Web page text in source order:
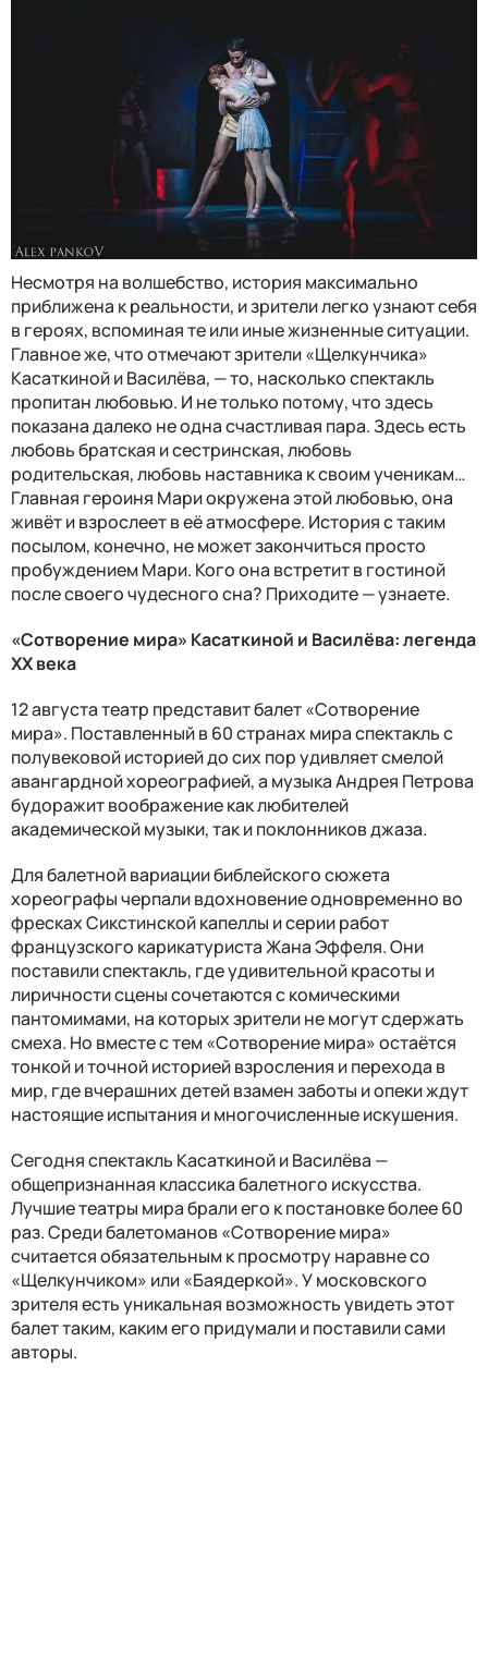
Несмотря на волшебство, история максимально
приближена к реальности, и зрители легко узнают себя
в героях, вспоминая те или иные жизненные ситуации.
Главное же, что отмечают зрители «Щелкунчика»
Касаткиной и Василёва, — то, насколько спектакль
пропитан любовью. И не только потому, что здесь
показана далеко не одна счастливая пара. Здесь есть
любовь братская и сестринская, любовь
родительская, любовь наставника к своим ученикам…
Главная героиня Мари окружена этой любовью, она
живёт и взрослеет в её атмосфере. История с таким
посылом, конечно, не может закончиться просто
пробуждением Мари. Кого она встретит в гостиной
после своего чудесного сна? Приходите — узнаете.
«Сотворение мира» Касаткиной и Василёва: легенда
XX века
12 августа театр представит балет «Сотворение
мира». Поставленный в 60 странах мира спектакль с
полувековой историей до сих пор удивляет смелой
авангардной хореографией, а музыка Андрея Петрова
будоражит воображение как любителей
академической музыки, так и поклонников джаза.
Для балетной вариации библейского сюжета
хореографы черпали вдохновение одновременно во
фресках Сикстинской капеллы и серии работ
французского карикатуриста Жана Эффеля. Они
поставили спектакль, где удивительной красоты и
лиричности сцены сочетаются с комическими
пантомимами, на которых зрители не могут сдержать
смеха. Но вместе с тем «Сотворение мира» остаётся
тонкой и точной историей взросления и перехода в
мир, где вчерашних детей взамен заботы и опеки ждут
настоящие испытания и многочисленные искушения.
Сегодня спектакль Касаткиной и Василёва —
общепризнанная классика балетного искусства.
Лучшие театры мира брали его к постановке более 60
раз. Среди балетоманов «Сотворение мира»
считается обязательным к просмотру наравне со
«Щелкунчиком» или «Баядеркой». У московского
зрителя есть уникальная возможность увидеть этот
балет таким, каким его придумали и поставили сами
авторы.